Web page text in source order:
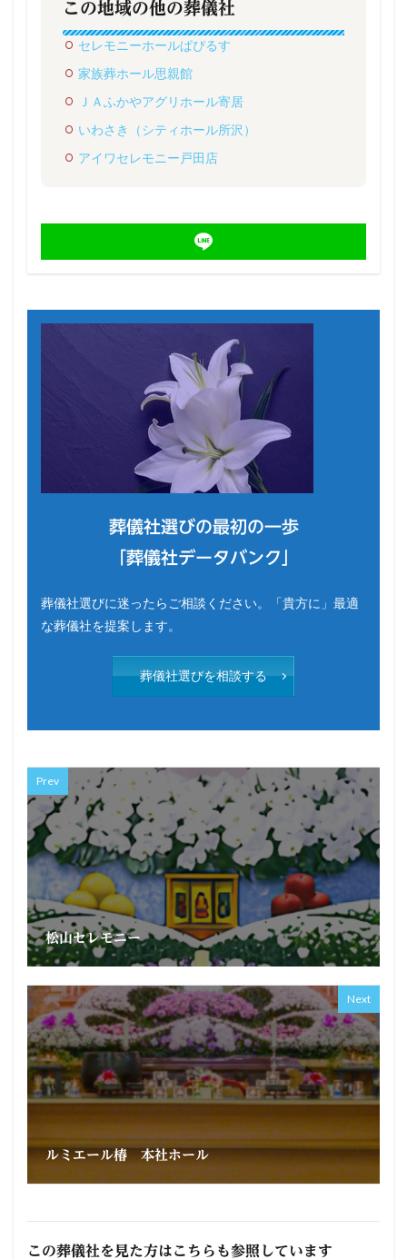
この地域の他の葬儀社
セレモニーホールぱぴるす
家族葬ホール思親館
ＪＡふかやアグリホール寄居
いわさき（シティホール所沢）
アイワセレモニー戸田店
葬儀社選びの最初の一歩
「葬儀社データバンク」
葬儀社選びに迷ったらご相談ください。「貴方に」最適
な葬儀社を提案します。
葬儀社選びを相談する
Prev
松山セレモニー
Next
ルミエール椿 本社ホール
この葬儀社を見た方はこちらも参照しています